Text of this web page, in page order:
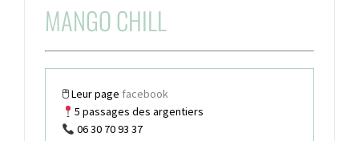
MANGO CHILL
🖱 Leur page facebook
5 passages des argentiers
06 30 70 93 37